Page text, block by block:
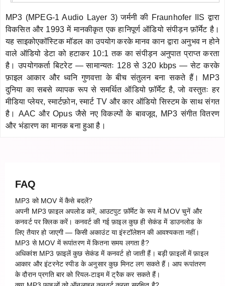
MP3 (MPEG-1 Audio Layer 3) जर्मनी की Fraunhofer IIS द्वारा
विकसित और 1993 में मानकीकृत एक हानिपूर्ण ऑडियो संपीड़न फ़ॉर्मेट है।
यह साइकोएकॉस्टिक मॉडल का उपयोग करके मानव कान द्वारा अनुभव न होने
वाले ऑडियो डेटा को हटाकर 10:1 तक का संपीड़न अनुपात प्राप्त करता
है। उपयोगकर्ता बिटरेट — सामान्यतः 128 से 320 kbps — सेट करके
फ़ाइल आकार और ध्वनि गुणवत्ता के बीच संतुलन बना सकते हैं। MP3
दुनिया का सबसे व्यापक रूप से समर्थित ऑडियो फ़ॉर्मेट है, जो वस्तुतः हर
मीडिया प्लेयर, स्मार्टफ़ोन, स्मार्ट TV और कार ऑडियो सिस्टम के साथ संगत
है। AAC और Opus जैसे नए विकल्पों के बावजूद, MP3 संगीत वितरण
और भंडारण का मानक बना हुआ है।
FAQ
MP3 को MOV में कैसे बदलें?
अपनी MP3 फ़ाइल अपलोड करें, आउटपुट फ़ॉर्मेट के रूप में MOV चुनें और
कनवर्ट पर क्लिक करें। कनवर्ट की गई फ़ाइल कुछ ही सेकंड में डाउनलोड के
लिए तैयार हो जाएगी — किसी अकाउंट या इंस्टॉलेशन की आवश्यकता नहीं।
MP3 से MOV में रूपांतरण में कितना समय लगता है?
अधिकांश MP3 फ़ाइलें कुछ सेकंड में कनवर्ट हो जाती हैं। बड़ी फ़ाइलों में फ़ाइल
आकार और इंटरनेट स्पीड के अनुसार कुछ मिनट लग सकते हैं। आप रूपांतरण
के दौरान प्रगति बार को रियल-टाइम में ट्रैक कर सकते हैं।